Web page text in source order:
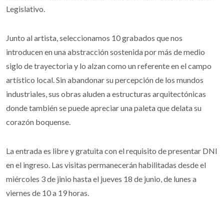
Legislativo.
Junto al artista, seleccionamos 10 grabados que nos
introducen en una abstracción sostenida por más de medio
siglo de trayectoria y lo alzan como un referente en el campo
artístico local. Sin abandonar su percepción de los mundos
industriales, sus obras aluden a estructuras arquitectónicas
donde también se puede apreciar una paleta que delata su
corazón boquense.
La entrada es libre y gratuita con el requisito de presentar DNI
en el ingreso. Las visitas permanecerán habilitadas desde el
miércoles 3 de jinio hasta el jueves 18 de junio, de lunes a
viernes de 10 a 19 horas.